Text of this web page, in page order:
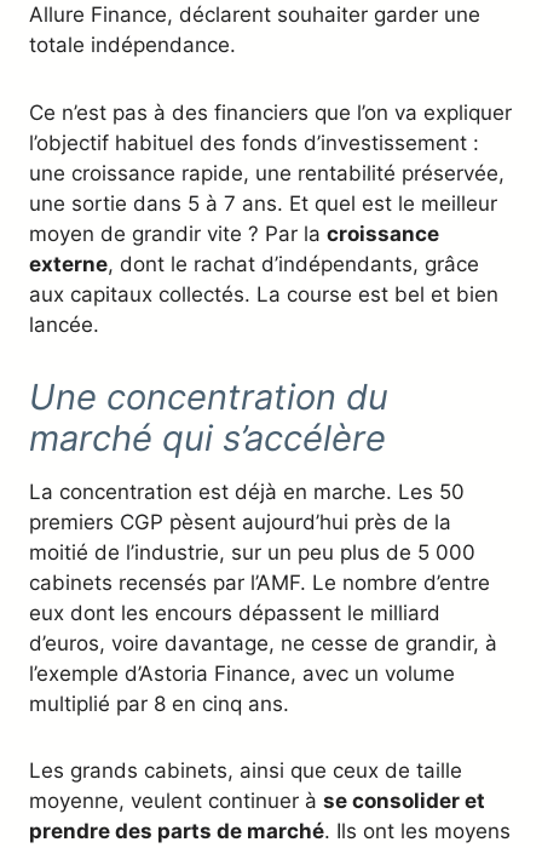
Allure Finance, déclarent souhaiter garder une
totale indépendance.
Ce n’est pas à des financiers que l’on va expliquer
l’objectif habituel des fonds d’investissement :
une croissance rapide, une rentabilité préservée,
une sortie dans 5 à 7 ans. Et quel est le meilleur
moyen de grandir vite ? Par la croissance
externe, dont le rachat d’indépendants, grâce
aux capitaux collectés. La course est bel et bien
lancée.
Une concentration du
marché qui s’accélère
La concentration est déjà en marche. Les 50
premiers CGP pèsent aujourd’hui près de la
moitié de l’industrie, sur un peu plus de 5 000
cabinets recensés par l’AMF. Le nombre d’entre
eux dont les encours dépassent le milliard
d’euros, voire davantage, ne cesse de grandir, à
l’exemple d’Astoria Finance, avec un volume
multiplié par 8 en cinq ans.
Les grands cabinets, ainsi que ceux de taille
moyenne, veulent continuer à se consolider et
prendre des parts de marché. Ils ont les moyens